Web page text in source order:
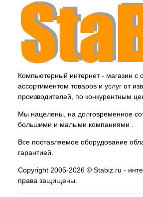
Компьютерный интернет - магазин с
ассортиментом товаров и услуг от
производителей, по конкурентным
Мы нацелены, на долговременное
большими и малыми компаниями .
Все поставляемое оборудование
гарантией.
Copyright 2005-2026 © Stabiz.ru -
права защищены.